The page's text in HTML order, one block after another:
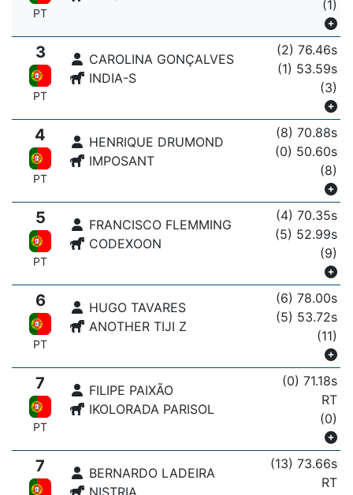
PT
(1)
3
PT
CAROLINA GONÇALVES
INDIA-S
(2) 76.46s
(1) 53.59s
(3)
4
PT
HENRIQUE DRUMOND
IMPOSANT
(8) 70.88s
(0) 50.60s
(8)
5
PT
FRANCISCO FLEMMING
CODEXOON
(4) 70.35s
(5) 52.99s
(9)
6
PT
HUGO TAVARES
ANOTHER TIJI Z
(6) 78.00s
(5) 53.72s
(11)
7
PT
FILIPE PAIXÃO
IKOLORADA PARISOL
(0) 71.18s
RT
(0)
7
BERNARDO LADEIRA
NISTRIA
(13) 73.66s
RT